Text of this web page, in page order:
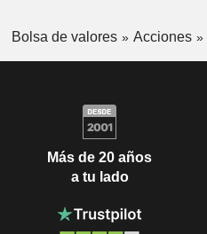
Bolsa de valores Acciones
Más de 20 años
a tu lado